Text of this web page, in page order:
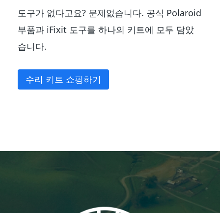
도구가 없다고요? 문제없습니다. 공식 Polaroid
부품과 iFixit 도구를 하나의 키트에 모두 담았
습니다.
수리 키트 쇼핑하기